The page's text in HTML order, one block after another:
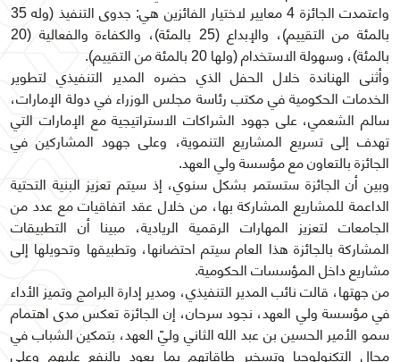
واعتمدت الجائزة 4 معايير لاختيار الفائزين هي: جدوى التنفيذ (وله 35
بالمئة من التقييم)، والإبداع (25 بالمئة)، والكفاءة والفعالية (20
بالمئة)، وسهولة الاستخدام (ولها 20 بالمئة من التقييم).
وأثنى الهناندة خلال الحفل الذي حضره المدير التنفيذي لتطوير
الخدمات الحكومية في مكتب رئاسة مجلس الوزراء في دولة الإمارات،
سالم الشعمي، على جهود الشراكات الاستراتيجية مع الإمارات التي
تهدف إلى تسريع المشاريع التنموية، وعلى جهود المشاركين في
الجائزة بالتعاون مع مؤسسة ولي العهد.
وبين أن الجائزة ستستمر بشكل سنوي، إذ سيتم تعزيز البنية التحتية
الداعمة للمشاريع المشاركة بها، من خلال عقد اتفاقيات مع عدد من
الجامعات لتعزيز المهارات الرقمية الريادية، مبينا أن التطبيقات
المشاركة بالجائزة هذا العام سيتم احتضانها، وتطبيقها وتحويلها إلى
مشاريع داخل المؤسسات الحكومية.
من جهتها، قالت نائب المدير التنفيذي، ومدير إدارة البرامج وتميز الأداء
في مؤسسة ولي العهد، نجود سرحان، إن الجائزة تعكس مدى اهتمام
سمو الأمير الحسين بن عبد الله الثاني وليّ العهد، بتمكين الشباب في
مجال التكنولوجيا وتسخير طاقاتهم بما يعود بالنفع عليهم وعلى